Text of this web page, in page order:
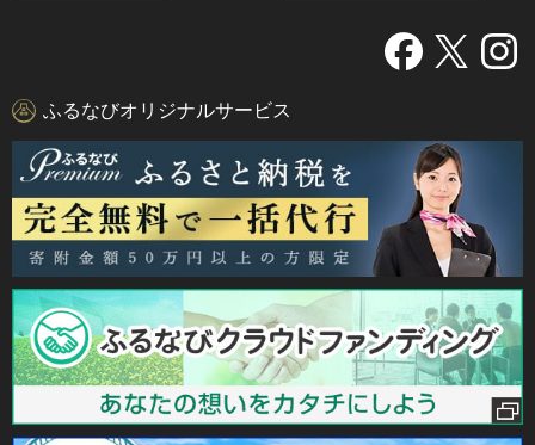
ふるなびオリジナルサービス